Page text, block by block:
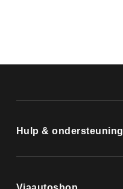
Hulp & ondersteuning